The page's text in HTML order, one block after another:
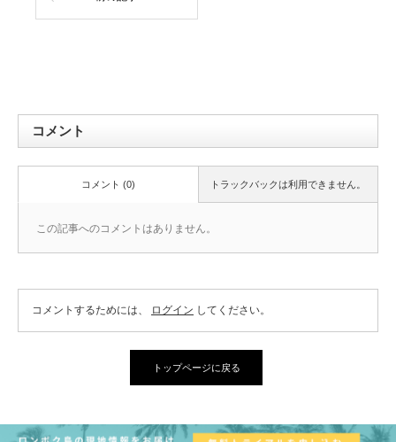
コメント
トラックバックは利用できません。
コメント (0)
この記事へのコメントはありません。
コメントするためには、 ログイン してください。
トップページに戻る